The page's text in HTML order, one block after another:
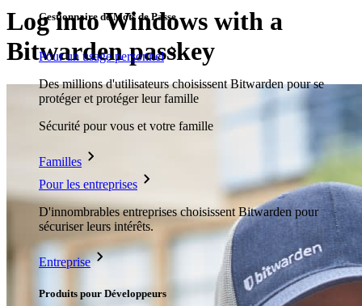
Gestionnaire de Mots de Passe
Pour un usage personnel
Des millions d'utilisateurs choisissent Bitwarden pour se
protéger et protéger leur famille
Sécurité pour vous et votre famille
Familles
Pour les entreprises
D'innombrables entreprises choisissent Bitwarden pour
sécuriser leurs intérêts.
Entreprise
Produits pour Développeurs
Log into Windows with a
Bitwarden passkey